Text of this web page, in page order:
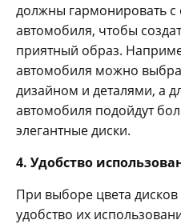
должны гармонировать
автомобиля, чтобы
приятный образ.
автомобиля можно
дизайном и деталями, а
автомобиля подойдут
элегантные диски.
4. Удобство
При выборе цвета
удобство их